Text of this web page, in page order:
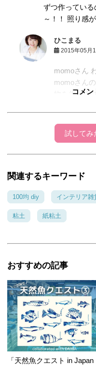
ずつ作ってい
～！！ 照り感
ひこまる
2015年05月
momoさん
momoさん
物を作れる
が、お忙し
非素敵な情
います。
コメン
試してみ
関連するキーワード
100均 diy インテリア雑
粘土 紙粘土
おすすめの記事
「天然魚クエスト in Japan